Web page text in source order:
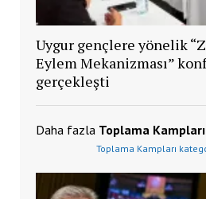
Uygur gençlere yönelik
Eylem Mekanizması”
gerçekleşti
Daha fazla Toplama Kampları
Toplama Kampları